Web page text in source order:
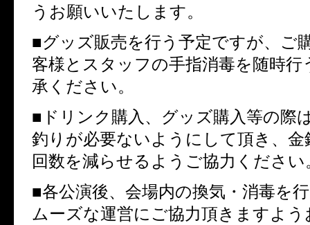
うお願いいたします。
■グッズ販売を行う予定ですが、ご
客様とスタッフの手指消毒を随時行
承ください。
■ドリンク購入、グッズ購入等の際
釣りが必要ないようにして頂き、金
回数を減らせるようご協力ください
■各公演後、会場内の換気・消毒を
ムーズな運営にご協力頂きますよ